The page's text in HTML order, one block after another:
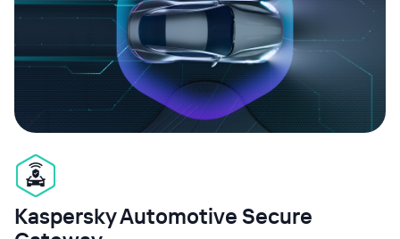
Kaspersky Automotive Secure